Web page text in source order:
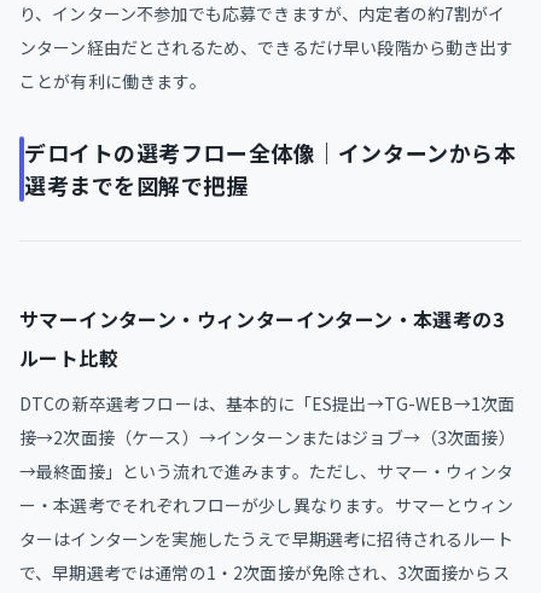
り、インターン不参加でも応募できますが、内定者の約7割がイ
ンターン経由だとされるため、できるだけ早い段階から動き出す
ことが有利に働きます。
デロイトの選考フロー全体像｜インターンから本
選考までを図解で把握
サマーインターン・ウィンターインターン・本選考の3
ルート比較
DTCの新卒選考フローは、基本的に「ES提出→TG-WEB→1次面
接→2次面接（ケース）→インターンまたはジョブ→（3次面接）
→最終面接」という流れで進みます。ただし、サマー・ウィンタ
ー・本選考でそれぞれフローが少し異なります。サマーとウィン
ターはインターンを実施したうえで早期選考に招待されるルート
で、早期選考では通常の1・2次面接が免除され、3次面接からス